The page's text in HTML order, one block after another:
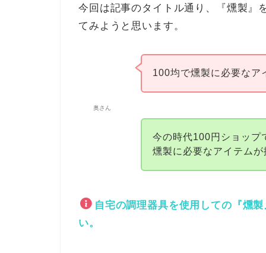
今回は記事のタイトル通り、『燻製』
てみようと思います。
奥さん
100均で燻製に必要なア
今の時代100円ショップ
燻製に必要なアイテム
自宅の調理器具を使用しての『燻
い。